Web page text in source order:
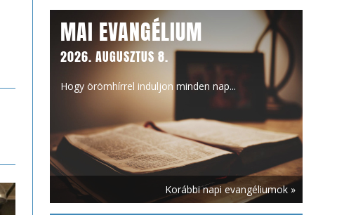
MAI EVANGÉLIUM
2026. AUGUSZTUS 8.
Hogy örömhírrel induljon minden nap...
Korábbi napi evangéliumok »